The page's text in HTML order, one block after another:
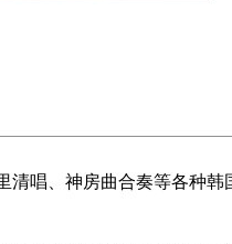
唱、神房曲合奏等各种韩